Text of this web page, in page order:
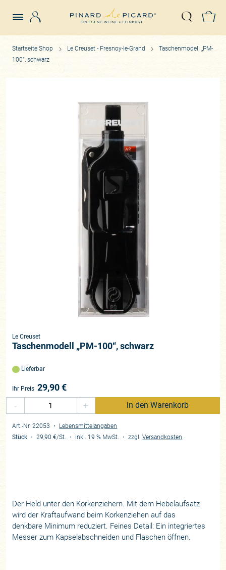
Suche
Startseite Shop Le Creuset - Fresnoy-le-Grand
Taschenmodell „PM-
100“, schwarz
Le Creuset
Taschenmodell „PM-100“, schwarz
Lieferbar
Ihr Preis 29,90€
-
+ in den Warenkorb
Art.-Nr. 22053 ・ Lebensmittelangaben
Stück ・29,90 €/St. ・ inkl. 19 % MwSt. ・zzgl.Versandkosten
Der Held unter den Korkenziehern. Mit dem Hebelaufsatz
wird der Kraftaufwand beim Korkenziehen auf das
denkbare Minimum reduziert. Feines Detail: Ein integriertes
Messer zum Kapselabschneiden und Flaschen öffnen.